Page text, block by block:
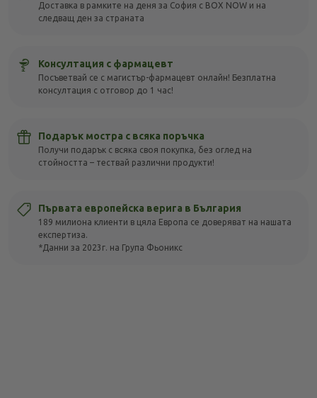
Доставка в рамките на деня за София с BOX NOW и на
следващ ден за страната
Консултация с фармацевт
Посъветвай се с магистър-фармацевт онлайн! Безплатна
консултация с отговор до 1 час!
Подарък мостра с всяка поръчка
Получи подарък с всяка своя покупка, без оглед на
стойността – тествай различни продукти!
Първата европейска верига в България
189 милиона клиенти в цяла Европа се доверяват на нашата
експертиза.
*Данни за 2023г. на Група Фьоникс